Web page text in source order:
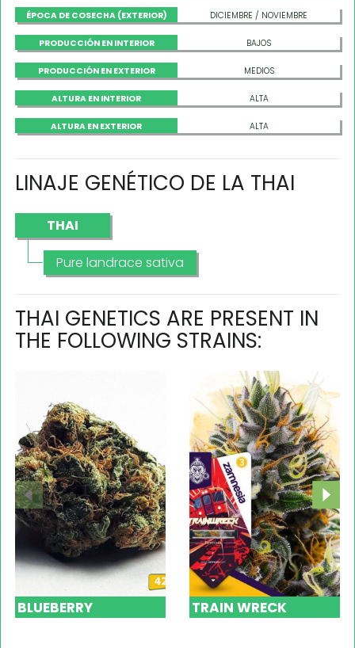
ÉPOCA DE COSECHA (EXTERIOR) DICIEMBRE / NOVIEMBRE
PRODUCCIÓN EN INTERIOR BAJOS
PRODUCCIÓN EN EXTERIOR MEDIOS
ALTURA EN INTERIOR ALTA
ALTURA EN EXTERIOR ALTA
LINAJE GENÉTICO DE LA THAI
THAI
Pure landrace sativa
THAI GENETICS ARE PRESENT IN
THE FOLLOWING STRAINS:
BLUEBERRY TRAIN WRECK